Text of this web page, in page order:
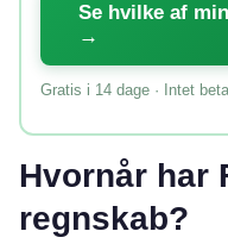
Se hvilke af
→
Gratis i 14 dage · Intet
Hvornår har
regnskab?